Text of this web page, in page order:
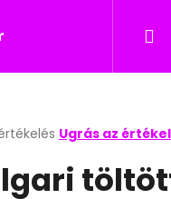
Nyalókák
Ugrás az